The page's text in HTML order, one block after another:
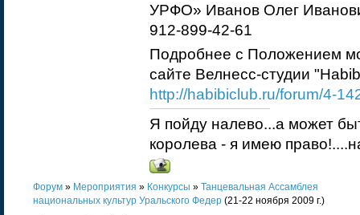
УРФО» Иванов Олег
912-899-42-61
Подробнее с Положением
сайте Велнесс-студии
http://habibiclub.ru/forum/4-
Я пойду налево...а может
королева - я имею
Форум » Мероприятия » Конкурсы » Танцевальная Ассамблея
национальных культур Уральского Федер (21-22 ноября 2009 г.)